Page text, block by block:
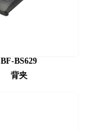
BF-BS629
背夹